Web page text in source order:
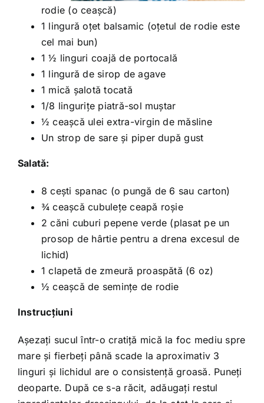
rodie (o ceașcă)
1 lingură oțet balsamic (oțetul de rodie este
cel mai bun)
1 ½ linguri coajă de portocală
1 lingură de sirop de agave
1 mică șalotă tocată
1/8 lingurițe piatră-sol muștar
½ ceașcă ulei extra-virgin de măsline
Un strop de sare și piper după gust
Salată:
8 cești spanac (o pungă de 6 sau carton)
¾ ceașcă cubulețe ceapă roșie
2 căni cuburi pepene verde (plasat pe un
prosop de hârtie pentru a drena excesul de
lichid)
1 clapetă de zmeură proaspătă (6 oz)
½ ceașcă de semințe de rodie
Instrucțiuni
Așezați sucul într-o cratiță mică la foc mediu spre
mare și fierbeți până scade la aproximativ 3
linguri și lichidul are o consistență groasă. Puneți
deoparte. După ce s-a răcit, adăugați restul